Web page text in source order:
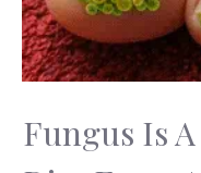
Fungus Is